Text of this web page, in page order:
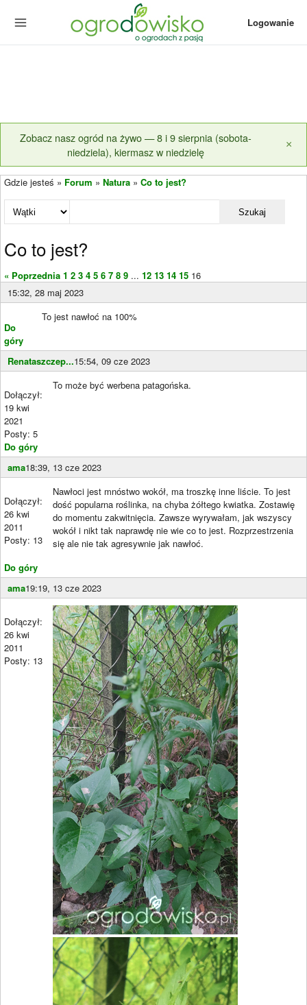
Logowanie
Zobacz nasz ogród na żywo — 8 i 9 sierpnia (sobota-
niedziela), kiermasz w niedzielę
×
Gdzie jesteś » Forum » Natura » Co to jest?
Szukaj
Co to jest?
« Poprzednia 1 2 3 4 5 6 7 8 9 ... 12 13 14 15 16
15:32, 28 maj 2023
Do
góry
To jest nawłoć na 100%
Renataszczep...15:54, 09 cze 2023
Dołączył:
19 kwi
2021
Posty: 5
Do góry
To może być werbena patagońska.
ama18:39, 13 cze 2023
Dołączył:
26 kwi
2011
Posty: 13
Do góry
Nawłoci jest mnóstwo wokół, ma troszkę inne liście. To jest
dość popularna roślinka, na chyba żółtego kwiatka. Zostawię
do momentu zakwitnięcia. Zawsze wyrywałam, jak wszyscy
wokół i nikt tak naprawdę nie wie co to jest. Rozprzestrzenia
się ale nie tak agresywnie jak nawłoć.
ama19:19, 13 cze 2023
Dołączył:
26 kwi
2011
Posty: 13